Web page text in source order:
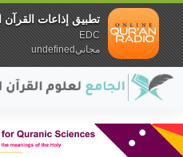
تطبيق إذاعات القرآن
EDC
مجانيundefined